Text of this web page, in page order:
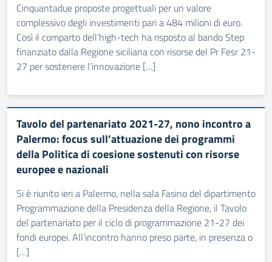
Cinquantadue proposte progettuali per un valore
complessivo degli investimenti pari a 484 milioni di euro.
Così il comparto dell’high-tech ha risposto al bando Step
finanziato dalla Regione siciliana con risorse del Pr Fesr 21-
27 per sostenere l’innovazione […]
Tavolo del partenariato 2021-27, nono incontro a
Palermo: focus sull’attuazione dei programmi
della Politica di coesione sostenuti con risorse
europee e nazionali
Si è riunito ieri a Palermo, nella sala Fasino del dipartimento
Programmazione della Presidenza della Regione, il Tavolo
del partenariato per il ciclo di programmazione 21-27 dei
fondi europei. All’incontro hanno preso parte, in presenza o
[…]